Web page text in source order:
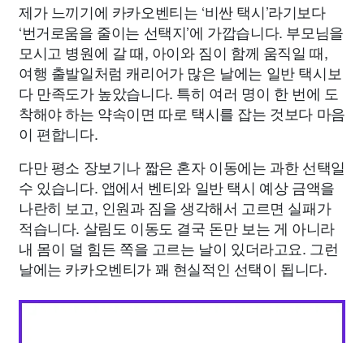
제가 느끼기에 카카오벤티는 ‘비싼 택시’라기보다
‘번거로움을 줄이는 선택지’에 가깝습니다. 부모님을
모시고 병원에 갈 때, 아이와 짐이 함께 움직일 때,
여행 출발일처럼 캐리어가 많은 날에는 일반 택시보
다 만족도가 높았습니다. 특히 여러 명이 한 번에 도
착해야 하는 약속이면 따로 택시를 잡는 것보다 마음
이 편합니다.
다만 평소 장보기나 짧은 혼자 이동에는 과한 선택일
수 있습니다. 앱에서 벤티와 일반 택시 예상 금액을
나란히 보고, 인원과 짐을 생각해서 고르면 실패가
적습니다. 살림도 이동도 결국 돈만 보는 게 아니라
내 몸이 덜 힘든 쪽을 고르는 날이 있더라고요. 그런
날에는 카카오벤티가 꽤 현실적인 선택이 됩니다.